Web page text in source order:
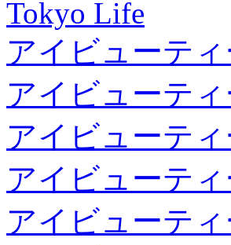
Tokyo Life
アイビューテ
アイビューテ
アイビューテ
アイビューテ
アイビューテ